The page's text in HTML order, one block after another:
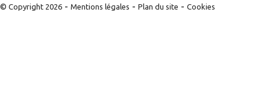
© Copyright 2026 - Mentions légales - Plan du site - Cookies